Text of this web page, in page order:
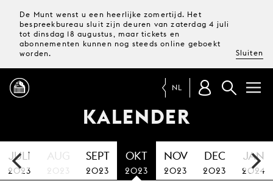
De Munt wenst u een heerlijke zomertijd. Het
bespreekbureau sluit zijn deuren van zaterdag 4 juli
tot dinsdag 18 augustus, maar tickets en
abonnementen kunnen nog steeds online geboekt
worden.
Sluiten
PROGRAMMA
MAGAZINE
NL
KALENDER
JULI
2023
AUG
2023
SEPT
2023
OKT
2023
NOV
2023
DEC
2023
JAN
2024